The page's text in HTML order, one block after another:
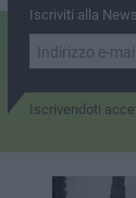
Iscriviti alla
Iscrivendoti